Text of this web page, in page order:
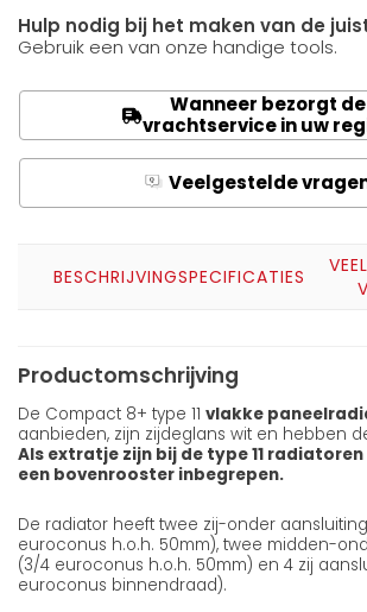
Hulp nodig bij het maken van de
Gebruik een van onze handige tools.
Wanneer bezorgt de
vrachtservice in uw
Q Veelgestelde
BESCHRIJVINGSPECIFICATIES
Productomschrijving
De Compact 8+ type 11 vlakke
aanbieden, zijn zijdeglans wit en hebben de
Als extratje zijn bij de type 11
een bovenrooster inbegrepen.
De radiator heeft twee zij-onder
euroconus h.o.h. 50mm), twee midden-
(3/4 euroconus h.o.h. 50mm) en 4 zij
euroconus binnendraad).